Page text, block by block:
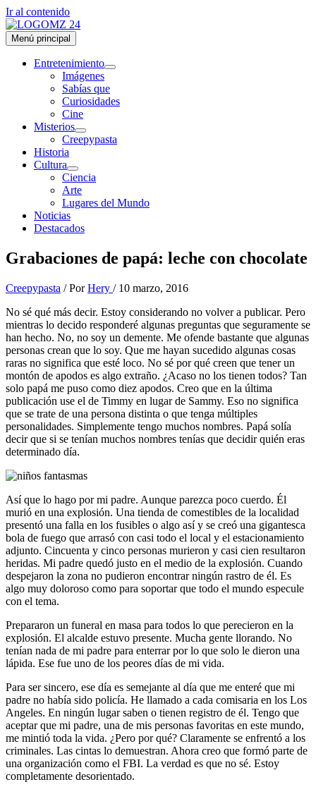
Ir al contenido
Menú principal
Entretenimiento
Imágenes
Sabías que
Curiosidades
Cine
Misterios
Creepypasta
Historia
Cultura
Ciencia
Arte
Lugares del Mundo
Noticias
Destacados
Grabaciones de papá: leche con chocolate
Creepypasta / PorHery / 10 marzo, 2016
No sé qué más decir. Estoy considerando no volver a publicar. Pero
mientras lo decido responderé algunas preguntas que seguramente se
han hecho. No, no soy un demente. Me ofende bastante que algunas
personas crean que lo soy. Que me hayan sucedido algunas cosas
raras no significa que esté loco. No sé por qué creen que tener un
montón de apodos es algo extraño. ¿Acaso no los tienen todos? Tan
solo papá me puso como diez apodos. Creo que en la última
publicación use el de Timmy en lugar de Sammy. Eso no significa
que se trate de una persona distinta o que tenga múltiples
personalidades. Simplemente tengo muchos nombres. Papá solía
decir que si se tenían muchos nombres tenías que decidir quién eras
determinado día.
Así que lo hago por mi padre. Aunque parezca poco cuerdo. Él
murió en una explosión. Una tienda de comestibles de la localidad
presentó una falla en los fusibles o algo así y se creó una gigantesca
bola de fuego que arrasó con casi todo el local y el estacionamiento
adjunto. Cincuenta y cinco personas murieron y casi cien resultaron
heridas. Mi padre quedó justo en el medio de la explosión. Cuando
despejaron la zona no pudieron encontrar ningún rastro de él. Es
algo muy doloroso como para soportar que todo el mundo especule
con el tema.
Prepararon un funeral en masa para todos lo que perecieron en la
explosión. El alcalde estuvo presente. Mucha gente llorando. No
tenían nada de mi padre para enterrar por lo que solo le dieron una
lápida. Ese fue uno de los peores días de mi vida.
Para ser sincero, ese día es semejante al día que me enteré que mi
padre no había sido policía. He llamado a cada comisaria en los Los
Angeles. En ningún lugar saben o tienen registro de él. Tengo que
aceptar que mi padre, una de mis personas favoritas en este mundo,
me mintió toda la vida. ¿Pero por qué? Claramente se enfrentó a los
criminales. Las cintas lo demuestran. Ahora creo que formó parte de
una organización como el FBI. La verdad es que no sé. Estoy
completamente desorientado.